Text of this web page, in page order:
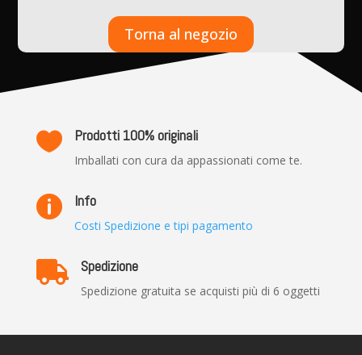
Torna al negozio
 Prodotti 100% originali
Imballati con cura da appassionati come te.
 Info
Costi Spedizione e tipi pagamento
 Spedizione
Spedizione gratuita se acquisti più di 6 oggetti